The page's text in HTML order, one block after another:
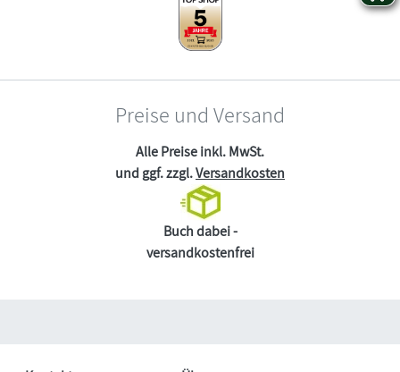
Preise und Versand
Alle Preise inkl. MwSt.
und ggf. zzgl.Versandkosten
Buch dabei -
versandkostenfrei